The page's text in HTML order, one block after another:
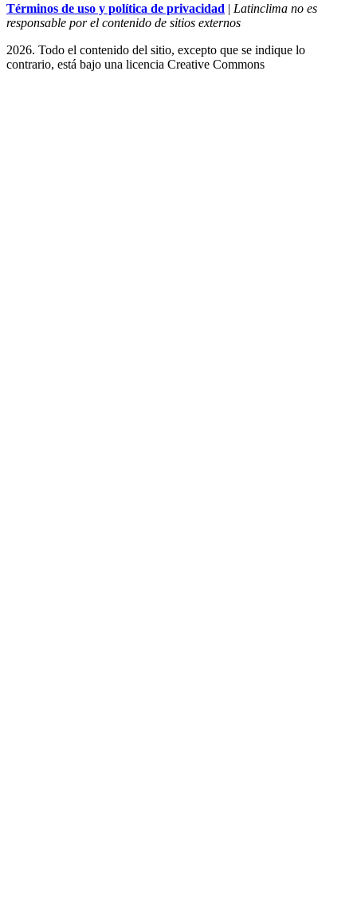
Términos de uso y política de privacidad | Latinclima no es
responsable por el contenido de sitios externos
2026. Todo el contenido del sitio, excepto que se indique lo
contrario, está bajo una licencia Creative Commons